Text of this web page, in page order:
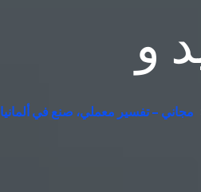
جهاز تحليل الدم AI مجاني – تفسير معملي، صنع في ألمانيا